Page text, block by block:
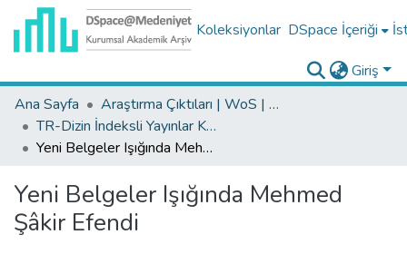
Koleksiyonlar DSpace İçeriği
Giriş
Ana Sayfa
Araştırma Çıktıları | WoS | Scopus | TR-Dizin | PubMed
TR-Dizin İndeksli Yayınlar Koleksiyonu
Yeni Belgeler Işığında Mehmed Şâkir Efendi
Yeni Belgeler Işığında Mehmed
Şâkir Efendi